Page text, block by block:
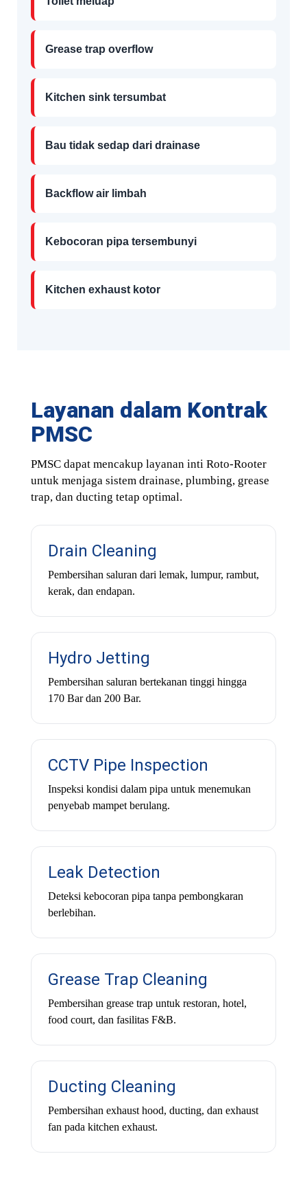
Grease trap overflow
Kitchen sink tersumbat
Bau tidak sedap dari drainase
Backflow air limbah
Kebocoran pipa tersembunyi
Kitchen exhaust kotor
Layanan dalam Kontrak
PMSC
PMSC dapat mencakup layanan inti Roto-Rooter
untuk menjaga sistem drainase, plumbing, grease
trap, dan ducting tetap optimal.
Drain Cleaning
Pembersihan saluran dari lemak, lumpur, rambut,
kerak, dan endapan.
Hydro Jetting
Pembersihan saluran bertekanan tinggi hingga
170 Bar dan 200 Bar.
CCTV Pipe Inspection
Inspeksi kondisi dalam pipa untuk menemukan
penyebab mampet berulang.
Leak Detection
Deteksi kebocoran pipa tanpa pembongkaran
berlebihan.
Grease Trap Cleaning
Pembersihan grease trap untuk restoran, hotel,
food court, dan fasilitas F&B.
Ducting Cleaning
Pembersihan exhaust hood, ducting, dan exhaust
fan pada kitchen exhaust.